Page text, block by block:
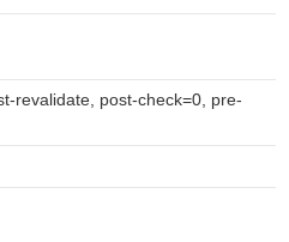
revalidate, post-check=0, pre-